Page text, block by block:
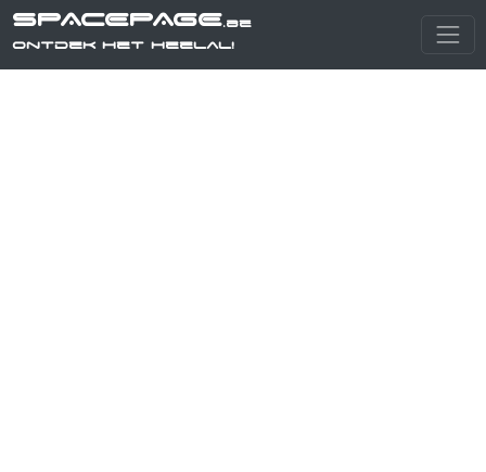
SPACEPAGE.be
Ontdek het heelal!